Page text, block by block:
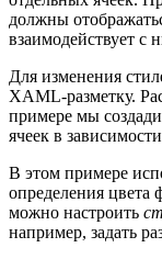
должны
взаимодействует
Для изменения
XAML-разметку.
примере мы
ячеек в
В этом примере
определения цвета
можно настроить
например, задать